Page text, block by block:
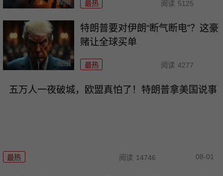
最热 阅读 5125
特朗普要对伊朗“断气断电”？这豪
赌让全球买单
最热 阅读 4277
五万人一夜破城，欧盟真怕了！特朗普拿美国说事
最热 阅读 14746 08-01